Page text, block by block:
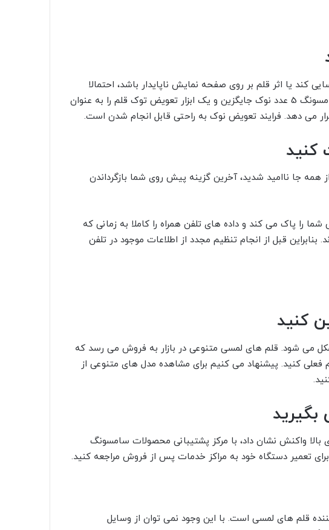
کند یا اثر قلم بر روی صفحه نمایش ناپایدار باشد، احتمالا
زمان استفاده از نوک جدید فرا رسیده است. سامسونگ 5 عدد نوک جایگزین و یک ابزار تعویض توک قلم را به عنوان
قرار می دهد. فرایند تعویض نوک به راحتی قابل انجام شدن است.
همه جا ناامید شدید، آخرین گزینه پیش روی شما بازگرداندن
را پاک می کند و داده های تلفن همراه را کاملا به زمانی که
بنابراین قبل از انجام تنظیم مجدد از اطلاعات موجود در تلفن
می شود. قلم های لمسی متنوعی در بازار به فروش می رسد که
فعلی کنید. پیشنهاد می کنیم برای مشاهده مدل های متنوعی از
واکنش نشان داد، با مرکز پشتیبانی محصولات سامسونگ
تعمیر دستگاه خود به مراکز خدمات پس از فروش مراجعه کنید.
قلم های لمسی است. با این وجود نمی توان از وسایل